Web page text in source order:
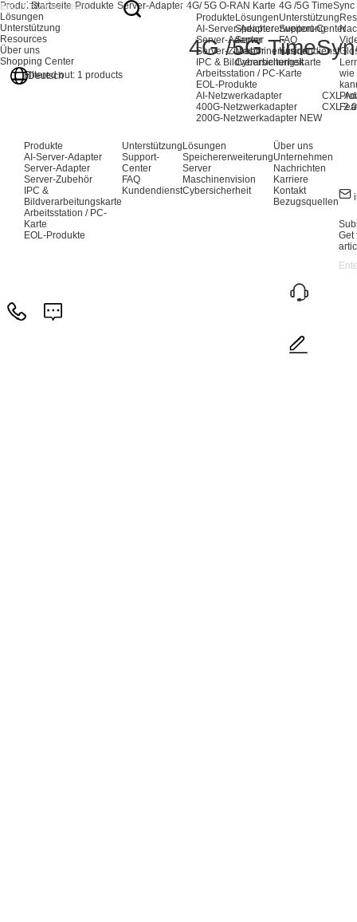
Produkte
AI-Server-Adapter
Server-Adapter
Server-Zubehör
IPC & Bildverarbeitungskarte
Arbeitsstation / PC-Karte
EOL-Produkte
AI-Netzwerkadapter
400G-Netzwerkadapter
200G-Netzwerkadapter NEW
CXL-
CXL 2.0
Lösungen
Speichererweiterung
Server
Maschinenvision
Cybersicherheit
Unterstützung
Support-Center
FAQ
Kundendienst
wie
Produkte
Lösungen
Unterstützung
Resources
Über uns
Shopping Center
Deutsch
Startseite Produkte Server-Adapter 4G/ 5G O-RAN Karte 4G /5G TimeSync
4G /5G
Filtered out: 1 products
Produkte
AI-Server-Adapter
Server-Adapter
Server-Zubehör
IPC &
Bildverarbeitungskarte
Arbeitsstation / PC-
Karte
EOL-Produkte
Unterstützung
Support-
Center
FAQ
Kundendienst
Lösungen
Speichererweiterung
Server
Maschinenvision
Cybersicherheit
Über uns
Unternehmen
Nachrichten
Karriere
Kontakt
Bezugsquellen
Get